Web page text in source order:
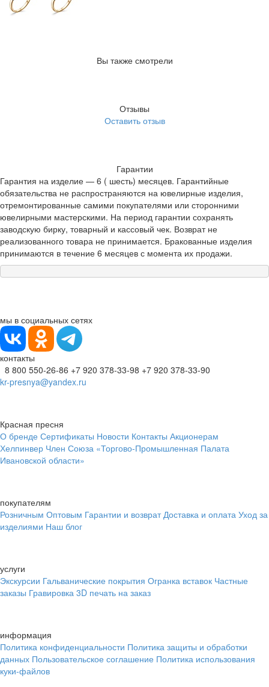
Вы также смотрели
Отзывы
Оставить отзыв
Гарантии
Гарантия на изделие — 6 ( шесть) месяцев. Гарантийные
обязательства не распространяются на ювелирные изделия,
отремонтированные самими покупателями или сторонними
ювелирными мастерскими. На период гарантии сохранять
заводскую бирку, товарный и кассовый чек. Возврат не
реализованного товара не принимается. Бракованные изделия
принимаются в течение 6 месяцев с момента их продажи.
мы в социальных сетях
контакты
8 800 550-26-86 +7 920 378-33-98 +7 920 378-33-90
kr-presnya@yandex.ru
Красная пресня
О бренде Сертификаты Новости Контакты Акционерам
Хелпинвер Член Союза «Торгово-Промышленная Палата
Ивановской области»
покупателям
Розничным Оптовым Гарантии и возврат Доставка и оплата Уход за
изделиями Наш блог
услуги
Экскурсии Гальванические покрытия Огранка вставок Частные
заказы Гравировка 3D печать на заказ
информация
Политика конфиденциальности Политика защиты и обработки
данных Пользовательское соглашение Политика использования
куки-файлов